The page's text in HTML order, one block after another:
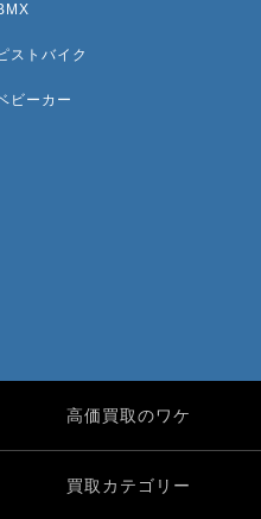
ストバイク
ビーカー
高価買取のワケ
買取カテゴリー